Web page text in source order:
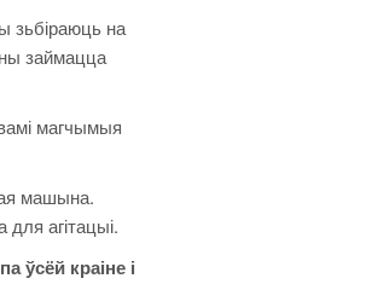
зьбіраюць на
займацца
магчымыя
машына.
агітацыі.
ўсёй краіне і